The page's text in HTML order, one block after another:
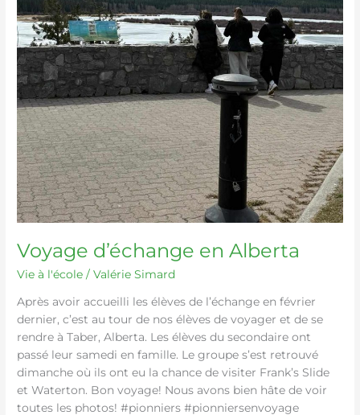
Voyage d’échange en Alberta
Vie à l'école /Valérie Simard
Après avoir accueilli les élèves de l’échange en février
dernier, c’est au tour de nos élèves de voyager et de se
rendre à Taber, Alberta. Les élèves du secondaire ont
passé leur samedi en famille. Le groupe s’est retrouvé
dimanche où ils ont eu la chance de visiter Frank’s Slide
et Waterton. Bon voyage! Nous avons bien hâte de voir
toutes les photos! #pionniers #pionniersenvoyage